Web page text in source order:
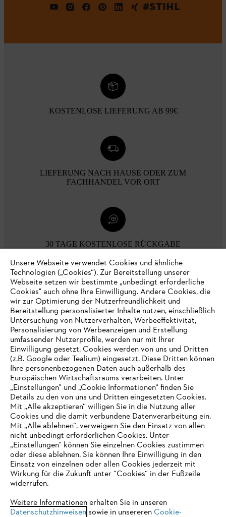
#STIHL
KOSTENLOSE LIEFERUNG AB 99€
LIEFERUNG NACH HAUSE ODER ZUM
FACHHANDEL VOR ORT
30 TAGE KOSTENLOSE RÜCKGABE
Zahlungsmöglichkeiten
Unternehmen
Online Shop
Service
IHR BROWSER WIRD NICHT
UNTERSTÜTZT
eine optimale Nutzung unserer Seite empfehlen wir Ihnen, zu
einem der folgenden Browser zu wechseln:
Unsere Webseite verwendet Cookies und ähnliche
Technologien („Cookies“). Zur Bereitstellung unserer
Webseite setzen wir bestimmte „unbedingt erforderliche
Cookies" auch ohne Ihre Einwilligung. Andere Cookies, die
wir zur Optimierung der Nutzerfreundlichkeit und
Bereitstellung personalisierter Inhalte nutzen, einschließlich
Untersuchung von Nutzerverhalten, Werbeeffektivität,
Personalisierung von Werbeanzeigen und Erstellung
umfassender Nutzerprofile, werden nur mit Ihrer
Einwilligung gesetzt. Cookies werden von uns und Dritten
(z.B. Google oder Tealium) eingesetzt. Diese Dritten können
Ihre personenbezogenen Daten auch außerhalb des
Europäischen Wirtschaftsraums verarbeiten. Unter
„Einstellungen" und „Cookie Informationen“ finden Sie
Details zu den von uns und Dritten eingesetzten Cookies.
Mit „Alle akzeptieren“ willigen Sie in die Nutzung aller
Cookies und die damit verbundene Datenverarbeitung ein.
Mit „Alle ablehnen“, verweigern Sie den Einsatz von allen
nicht unbedingt erforderlichen Cookies. Unter
„Einstellungen“ können Sie einzelnen Cookies zustimmen
oder diese ablehnen. Sie können Ihre Einwilligung in den
Einsatz von einzelnen oder allen Cookies jederzeit mit
Wirkung für die Zukunft unter “Cookies“ in der Fußzeile
widerrufen.
Weitere Informationen erhalten Sie in unseren
Datenschutzhinweisensowie in unsereren Cookie-